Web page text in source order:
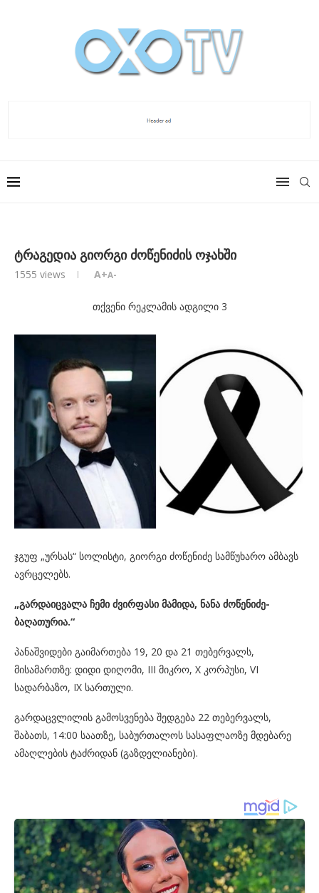
ტრაგედია გიორგი ძოწენიძის ოჯახში
1555 views A+A-
თქვენი რეკლამის ადგილი 3
ჯგუფ „ურსას“ სოლისტი, გიორგი ძოწენიძე სამწუხარო ამბავს
ავრცელებს.
„გარდაიცვალა ჩემი ძვირფასი მამიდა, ნანა ძოწენიძე-
ბაღათურია.“
პანაშვიდები გაიმართება 19, 20 და 21 თებერვალს,
მისამართზე: დიდი დიღომი, III მიკრო, X კორპუსი, VI
სადარბაზო, IX სართული.
გარდაცვლილის გამოსვენება შედგება 22 თებერვალს,
შაბათს, 14:00 საათზე, საბურთალოს სასაფლაოზე მდებარე
ამაღლების ტაძრიდან (გაზდელიანები).